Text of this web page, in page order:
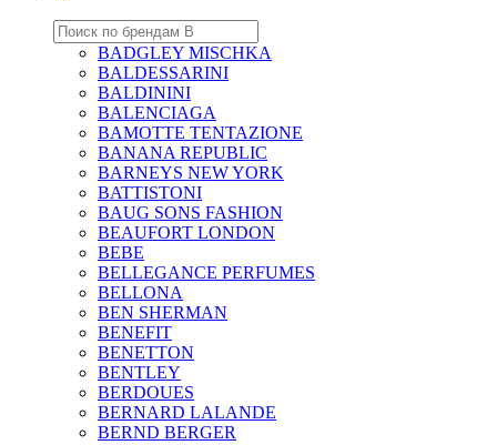
BADGLEY MISCHKA
BALDESSARINI
BALDININI
BALENCIAGA
BAMOTTE TENTAZIONE
BANANA REPUBLIC
BARNEYS NEW YORK
BATTISTONI
BAUG SONS FASHION
BEAUFORT LONDON
BEBE
BELLEGANCE PERFUMES
BELLONA
BEN SHERMAN
BENEFIT
BENETTON
BENTLEY
BERDOUES
BERNARD LALANDE
BERND BERGER